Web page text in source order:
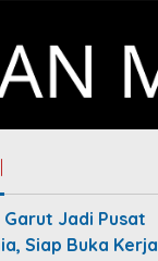
Garut Jadi Pusat
Siap Buka Kerja